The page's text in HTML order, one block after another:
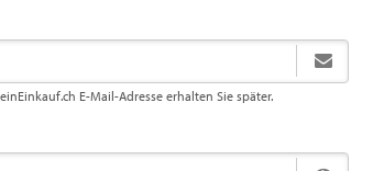
E-Mail-Adresse erhalten Sie später.